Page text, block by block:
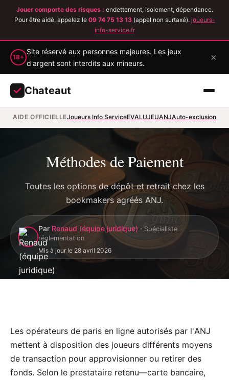
Jouer comporte des risques : endettement, isolement, dépendance.
Pour être aidé, appelez le 09 74 75 13 13(appel non surtaxé). joueurs-
info-service.fr
18+
Site réservé aux personnes majeures. Les jeux
d'argent sont interdits aux mineurs.
×
Chateaut
AIDE OFFICIELLEJoueurs Info ServiceEVALUJEUANJAuto-exclusion
Méthodes de Paiement
Toutes les options de dépôt et retrait chez les
bookmakers agréés ANJ.
Par Renaud (équipe juridique)·Spécialiste
réglementation
Mis à jour le 28 avril 2026
Les opérateurs de paris en ligne autorisés par l'ANJ
mettent à disposition des joueurs différents moyens
de transaction pour approvisionner ou retirer des
fonds. Selon le prestataire retenu—carte bancaire,